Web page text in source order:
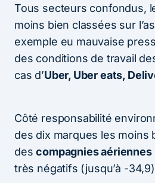
Tous secteurs confondus,
moins bien classées sur
exemple eu mauvaise
des conditions de travail
cas d’Uber, Uber eats,
Côté responsabilité
des dix marques les moins
descompagnies aériennes
très négatifs (jusqu’à -